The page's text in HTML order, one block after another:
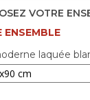
VOTRE
ENSEMBLE
laquée